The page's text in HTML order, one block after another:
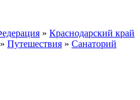
» Краснодарский край
» Путешествия » Санаторий